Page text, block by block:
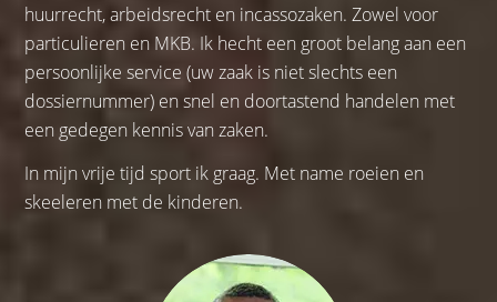
huurrecht, arbeidsrecht en incassozaken. Zowel voor
particulieren en MKB. Ik hecht een groot belang aan een
persoonlijke service (uw zaak is niet slechts een
dossiernummer) en snel en doortastend handelen met
een gedegen kennis van zaken.
In mijn vrije tijd sport ik graag. Met name roeien en
skeeleren met de kinderen.